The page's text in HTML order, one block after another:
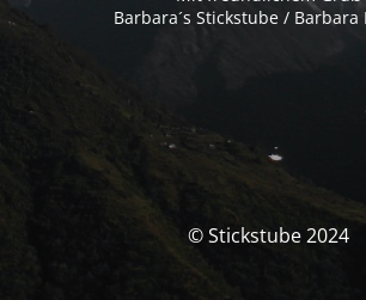
Barbara´s Stickstube / Barbara
© Stickstube 2024